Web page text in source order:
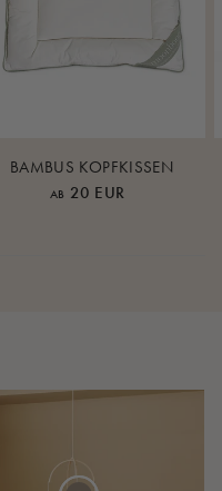
BAMBUS KOPFKISSEN
AB 20 EUR